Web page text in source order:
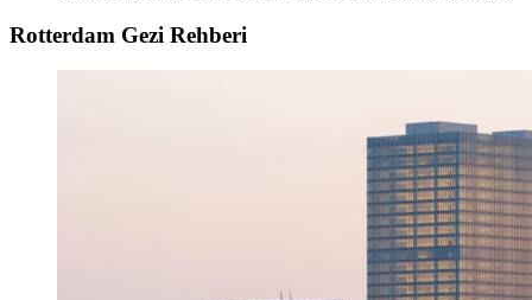
Rotterdam Gezi Rehberi